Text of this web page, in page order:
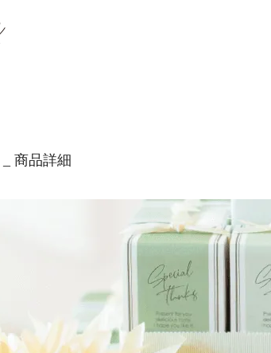
商品詳細